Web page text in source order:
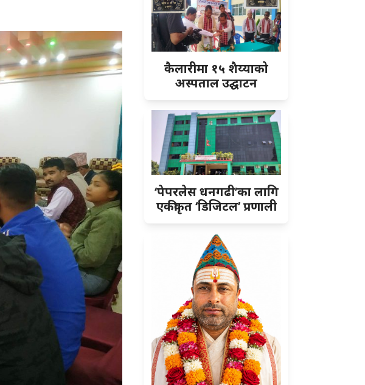
कैलारीमा १५ शैय्याको
अस्पताल उद्घाटन
‘पेपरलेस धनगढी’का लागि
एकीकृत ‘डिजिटल’ प्रणाली